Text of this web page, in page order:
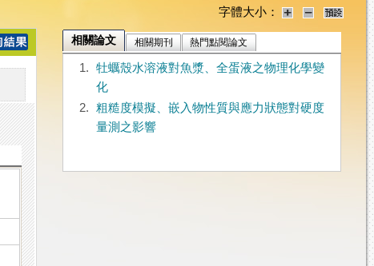
字體大小：
相關論文 相關期刊 熱門點閱論文
1.
牡蠣殼水溶液對魚漿、全蛋液之物理化學變
化
2.
粗糙度模擬、嵌入物性質與應力狀態對硬度
量測之影響